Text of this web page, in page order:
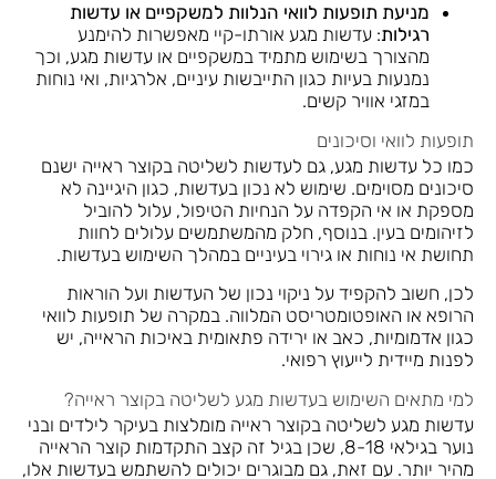
מניעת תופעות לוואי הנלוות למשקפיים או עדשות
רגילות: עדשות מגע אורתו-קיי מאפשרות להימנע
מהצורך בשימוש מתמיד במשקפיים או עדשות מגע, וכך
נמנעות בעיות כגון התייבשות עיניים, אלרגיות, ואי נוחות
במזגי אוויר קשים.
תופעות לוואי וסיכונים
כמו כל עדשות מגע, גם לעדשות לשליטה בקוצר ראייה ישנם
סיכונים מסוימים. שימוש לא נכון בעדשות, כגון היגיינה לא
מספקת או אי הקפדה על הנחיות הטיפול, עלול להוביל
לזיהומים בעין. בנוסף, חלק מהמשתמשים עלולים לחוות
תחושת אי נוחות או גירוי בעיניים במהלך השימוש בעדשות.
לכן, חשוב להקפיד על ניקוי נכון של העדשות ועל הוראות
הרופא או האופטומטריסט המלווה. במקרה של תופעות לוואי
כגון אדמומיות, כאב או ירידה פתאומית באיכות הראייה, יש
לפנות מיידית לייעוץ רפואי.
למי מתאים השימוש בעדשות מגע לשליטה בקוצר ראייה?
עדשות מגע לשליטה בקוצר ראייה מומלצות בעיקר לילדים ובני
נוער בגילאי 8-18, שכן בגיל זה קצב התקדמות קוצר הראייה
מהיר יותר. עם זאת, גם מבוגרים יכולים להשתמש בעדשות אלו,